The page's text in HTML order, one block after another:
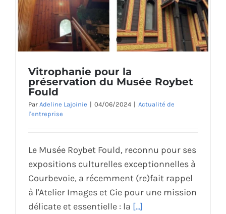
Vitrophanie pour la
préservation du Musée Roybet
Fould
Par Adeline Lajoinie | 04/06/2024 | Actualité de
l'entreprise
Le Musée Roybet Fould, reconnu pour ses
expositions culturelles exceptionnelles à
Courbevoie, a récemment (re)fait rappel
à l'Atelier Images et Cie pour une mission
délicate et essentielle : la [...]